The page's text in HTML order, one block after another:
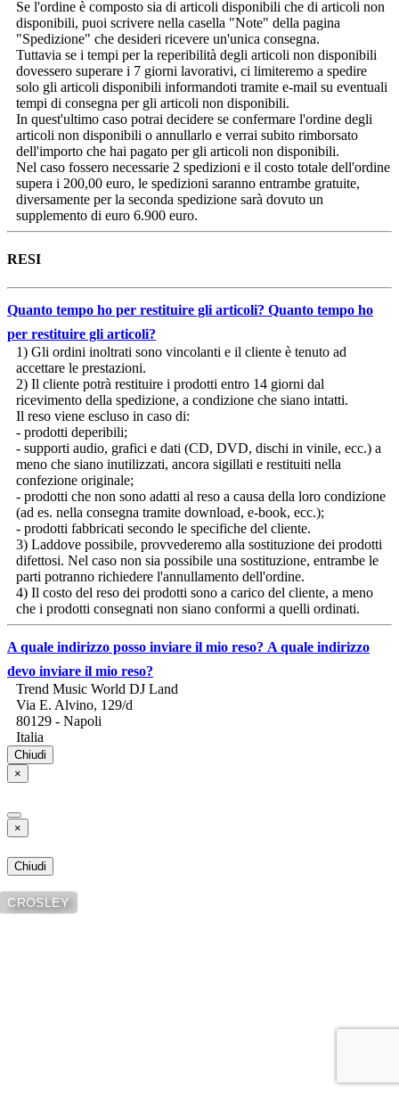
Se l'ordine è composto sia di articoli disponibili che di articoli non
disponibili, puoi scrivere nella casella "Note" della pagina
"Spedizione" che desideri ricevere un'unica consegna.
Tuttavia se i tempi per la reperibilità degli articoli non disponibili
dovessero superare i 7 giorni lavorativi, ci limiteremo a spedire
solo gli articoli disponibili informandoti tramite e-mail su eventuali
tempi di consegna per gli articoli non disponibili.
In quest'ultimo caso potrai decidere se confermare l'ordine degli
articoli non disponibili o annullarlo e verrai subito rimborsato
dell'importo che hai pagato per gli articoli non disponibili.
Nel caso fossero necessarie 2 spedizioni e il costo totale dell'ordine
supera i 200,00 euro, le spedizioni saranno entrambe gratuite,
diversamente per la seconda spedizione sarà dovuto un
supplemento di euro 6.900 euro.
RESI
Quanto tempo ho per restituire gli articoli? Quanto tempo ho
per restituire gli articoli?
1) Gli ordini inoltrati sono vincolanti e il cliente è tenuto ad
accettare le prestazioni.
2) Il cliente potrà restituire i prodotti entro 14 giorni dal
ricevimento della spedizione, a condizione che siano intatti.
Il reso viene escluso in caso di:
- prodotti deperibili;
- supporti audio, grafici e dati (CD, DVD, dischi in vinile, ecc.) a
meno che siano inutilizzati, ancora sigillati e restituiti nella
confezione originale;
- prodotti che non sono adatti al reso a causa della loro condizione
(ad es. nella consegna tramite download, e-book, ecc.);
- prodotti fabbricati secondo le specifiche del cliente.
3) Laddove possibile, provvederemo alla sostituzione dei prodotti
difettosi. Nel caso non sia possibile una sostituzione, entrambe le
parti potranno richiedere l'annullamento dell'ordine.
4) Il costo del reso dei prodotti sono a carico del cliente, a meno
che i prodotti consegnati non siano conformi a quelli ordinati.
A quale indirizzo posso inviare il mio reso? A quale indirizzo
devo inviare il mio reso?
Trend Music World DJ Land
Via E. Alvino, 129/d
80129 - Napoli
Italia
Chiudi
×
×
Chiudi
Dischi in Vinile - Compact Disc
CROSLEY